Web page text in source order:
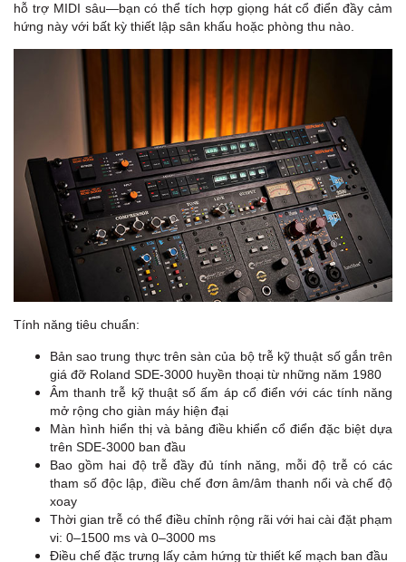
hỗ trợ MIDI sâu—bạn có thể tích hợp giọng hát cổ điển đầy cảm
hứng này với bất kỳ thiết lập sân khấu hoặc phòng thu nào.
Tính năng tiêu chuẩn:
Bản sao trung thực trên sàn của bộ trễ kỹ thuật số gắn trên
giá đỡ Roland SDE-3000 huyền thoại từ những năm 1980
Âm thanh trễ kỹ thuật số ấm áp cổ điển với các tính năng
mở rộng cho giàn máy hiện đại
Màn hình hiển thị và bảng điều khiển cổ điển đặc biệt dựa
trên SDE-3000 ban đầu
Bao gồm hai độ trễ đầy đủ tính năng, mỗi độ trễ có các
tham số độc lập, điều chế đơn âm/âm thanh nổi và chế độ
xoay
Thời gian trễ có thể điều chỉnh rộng rãi với hai cài đặt phạm
vi: 0–1500 ms và 0–3000 ms
Điều chế đặc trưng lấy cảm hứng từ thiết kế mạch ban đầu